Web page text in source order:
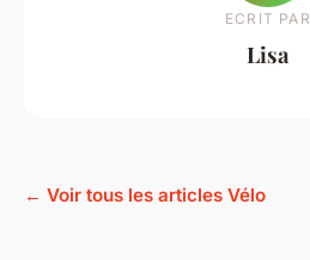
ECRIT PAR
Lisa
← Voir tous les articles Vélo